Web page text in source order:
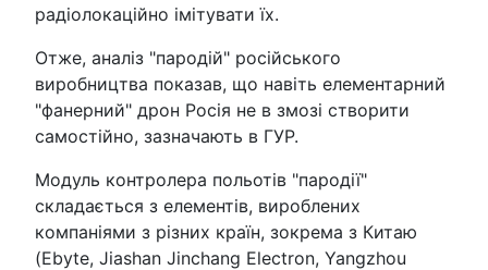
радіолокаційно імітувати їх.
Отже, аналіз "пародій" російського
виробництва показав, що навіть елементарний
"фанерний" дрон Росія не в змозі створити
самостійно, зазначають в ГУР.
Модуль контролера польотів "пародії"
складається з елементів, вироблених
компаніями з різних країн, зокрема з Китаю
(Ebyte, Jiashan Jinchang Electron, Yangzhou